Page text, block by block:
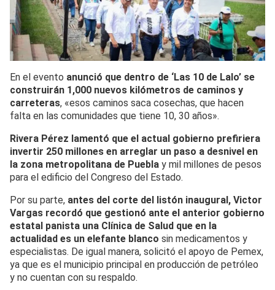
En el evento anunció que dentro de ‘Las 10 de Lalo’ se
construirán 1,000 nuevos kilómetros de caminos y
carreteras, «esos caminos saca cosechas, que hacen
falta en las comunidades que tiene 10, 30 años».
Rivera Pérez lamentó que el actual gobierno prefiriera
invertir 250 millones en arreglar un paso a desnivel en
la zona metropolitana de Puebla y mil millones de pesos
para el edificio del Congreso del Estado.
Por su parte, antes del corte del listón inaugural, Victor
Vargas recordó que gestionó ante el anterior gobierno
estatal panista una Clínica de Salud que en la
actualidad es un elefante blanco sin medicamentos y
especialistas. De igual manera, solicitó el apoyo de Pemex,
ya que es el municipio principal en producción de petróleo
y no cuentan con su respaldo.